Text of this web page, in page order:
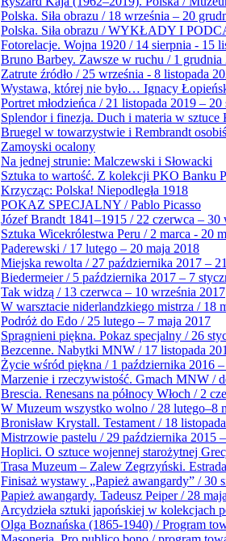
Polska. Siła obrazu / 18 września – 20
Polska. Siła obrazu / WYKŁADY I
Fotorelacje. Wojna 1920 / 14 sierpnia - 15
Bruno Barbey. Zawsze w ruchu / 1 grudnia
Zatrute źródło / 25 września - 8 listopada
Wystawa, której nie było… Ignacy
Portret młodzieńca / 21 listopada 2019 –
Splendor i finezja. Duch i materia w sztuce
Bruegel w towarzystwie i Rembrandt
Zamoyski ocalony
Na jednej strunie: Malczewski i Słowacki
Sztuka to wartość. Z kolekcji PKO Banku
Krzycząc: Polska! Niepodległa 1918
POKAZ SPECJALNY / Pablo Picasso
Józef Brandt 1841–1915 / 22 czerwca – 30
Sztuka Wicekrólestwa Peru / 2 marca - 20
Paderewski / 17 lutego – 20 maja 2018
Miejska rewolta / 27 października 2017 –
Biedermeier / 5 października 2017 – 7
Tak widzą / 13 czerwca – 10 września 2017
W warsztacie niderlandzkiego mistrza / 18
Podróż do Edo / 25 lutego – 7 maja 2017
Spragnieni piękna. Pokaz specjalny / 26
Bezcenne. Nabytki MNW / 17 listopada
Życie wśród piękna / 1 października 2016
Marzenie i rzeczywistość. Gmach MNW /
Brescia. Renesans na północy Włoch / 2
W Muzeum wszystko wolno / 28 lutego–8
Bronisław Krystall. Testament / 18
Mistrzowie pastelu / 29 października 2015
Hoplici. O sztuce wojennej starożytnej
Trasa Muzeum – Zalew Zegrzyński.
Finisaż wystawy „Papież awangardy” / 30
Papież awangardy. Tadeusz Peiper / 28
Arcydzieła sztuki japońskiej w kolekcjach
Olga Boznańska (1865-1940) / Program